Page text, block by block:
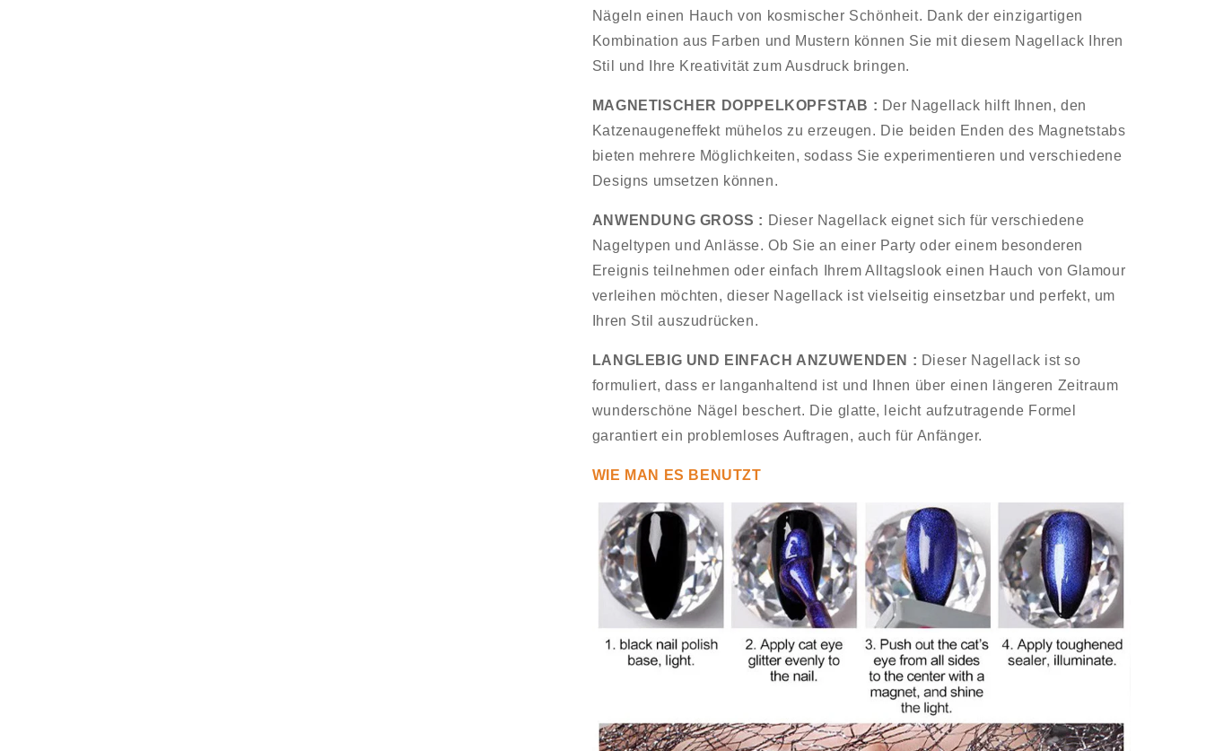
Nägeln einen Hauch von kosmischer Schönheit. Dank der einzigartigen
Kombination aus Farben und Mustern können Sie mit diesem Nagellack Ihren
Stil und Ihre Kreativität zum Ausdruck bringen.
MAGNETISCHER DOPPELKOPFSTAB : Der Nagellack hilft Ihnen, den
Katzenaugeneffekt mühelos zu erzeugen. Die beiden Enden des Magnetstabs
bieten mehrere Möglichkeiten, sodass Sie experimentieren und verschiedene
Designs umsetzen können.
ANWENDUNG GROSS : Dieser Nagellack eignet sich für verschiedene
Nageltypen und Anlässe. Ob Sie an einer Party oder einem besonderen
Ereignis teilnehmen oder einfach Ihrem Alltagslook einen Hauch von Glamour
verleihen möchten, dieser Nagellack ist vielseitig einsetzbar und perfekt, um
Ihren Stil auszudrücken.
LANGLEBIG UND EINFACH ANZUWENDEN : Dieser Nagellack ist so
formuliert, dass er langanhaltend ist und Ihnen über einen längeren Zeitraum
wunderschöne Nägel beschert. Die glatte, leicht aufzutragende Formel
garantiert ein problemloses Auftragen, auch für Anfänger.
WIE MAN ES BENUTZT